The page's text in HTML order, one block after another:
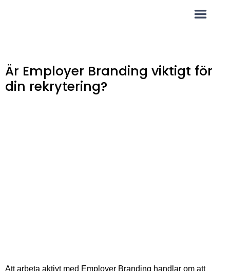
Är Employer Branding viktigt för
din rekrytering?
Att arbeta aktivt med Employer Branding handlar om att